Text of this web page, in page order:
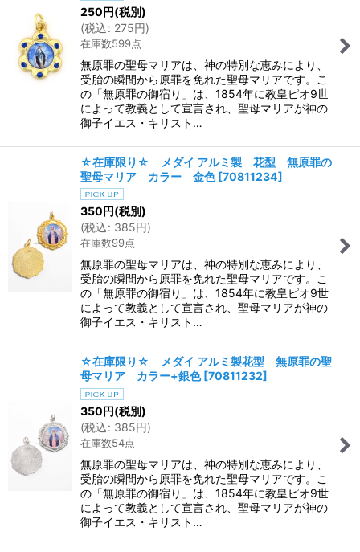
250円(税別)
(税込: 275円)
在庫数599点
無原罪の聖母マリアは、神の特別な恵みにより、
受胎の瞬間から原罪を免れた聖母マリアです。こ
の「無原罪の御宿り」は、1854年に教皇ピオ9世
によって教義として宣言され、聖母マリアが神の
御子イエス・キリスト…
☆在庫限り☆ メダイ アルミ製 花型 無原罪の
聖母マリア カラー 金色 [70811234]
350円(税別)
(税込: 385円)
在庫数99点
無原罪の聖母マリアは、神の特別な恵みにより、
受胎の瞬間から原罪を免れた聖母マリアです。こ
の「無原罪の御宿り」は、1854年に教皇ピオ9世
によって教義として宣言され、聖母マリアが神の
御子イエス・キリスト…
☆在庫限り☆ メダイ アルミ製花型 無原罪の聖
母マリア カラー+銀色 [70811232]
350円(税別)
(税込: 385円)
在庫数54点
無原罪の聖母マリアは、神の特別な恵みにより、
受胎の瞬間から原罪を免れた聖母マリアです。こ
の「無原罪の御宿り」は、1854年に教皇ピオ9世
によって教義として宣言され、聖母マリアが神の
御子イエス・キリスト…